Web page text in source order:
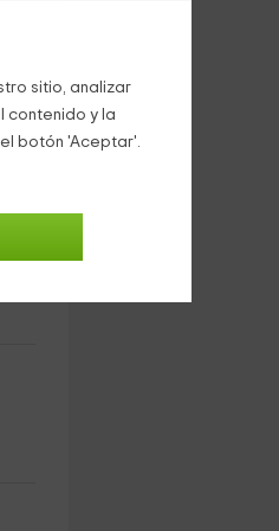
sitio, analizar
contenido y la
botón 'Aceptar'.